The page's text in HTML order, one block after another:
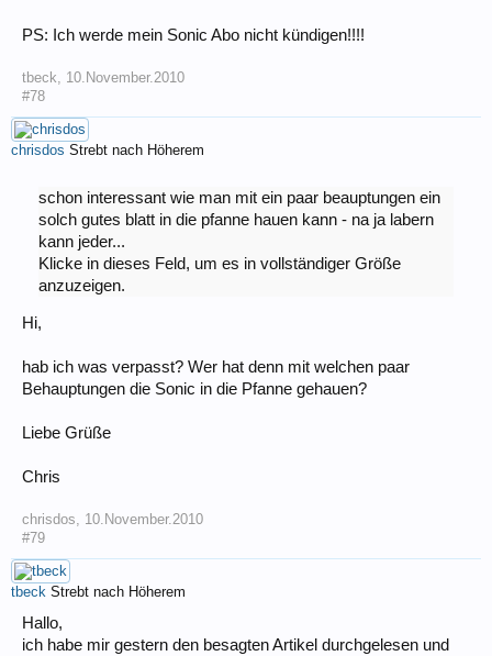
PS: Ich werde mein Sonic Abo nicht kündigen!!!!
tbeck
10.November.2010
#78
chrisdos Strebt nach Höherem
schon interessant wie man mit ein paar beauptungen ein
solch gutes blatt in die pfanne hauen kann - na ja labern
kann jeder...
Klicke in dieses Feld, um es in vollständiger Größe
anzuzeigen.
Hi,
hab ich was verpasst? Wer hat denn mit welchen paar
Behauptungen die Sonic in die Pfanne gehauen?
Liebe Grüße
Chris
chrisdos, 10.November.2010
#79
tbeck Strebt nach Höherem
Hallo,
ich habe mir gestern den besagten Artikel durchgelesen und